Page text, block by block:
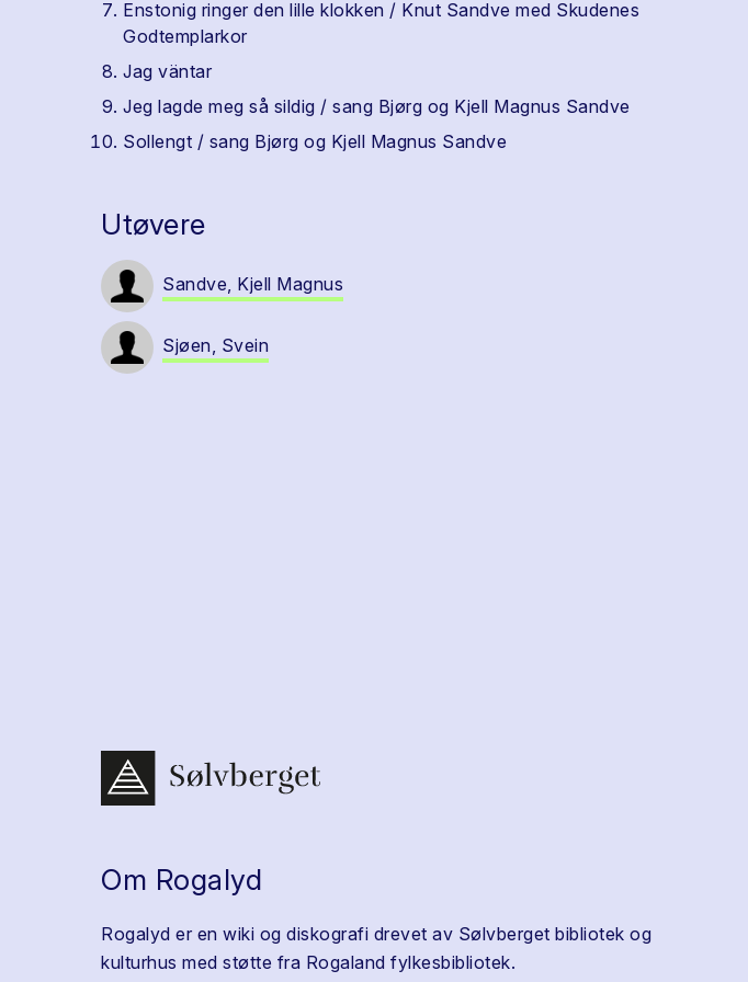
Enstonig ringer den lille klokken / Knut Sandve med Skudenes
Godtemplarkor
Jag väntar
Jeg lagde meg så sildig / sang Bjørg og Kjell Magnus Sandve
Sollengt / sang Bjørg og Kjell Magnus Sandve
Utøvere
Sandve, Kjell Magnus
Sjøen, Svein
Om Rogalyd
Rogalyd er en wiki og diskografi drevet av Sølvberget bibliotek og
kulturhus med støtte fra Rogaland fylkesbibliotek.